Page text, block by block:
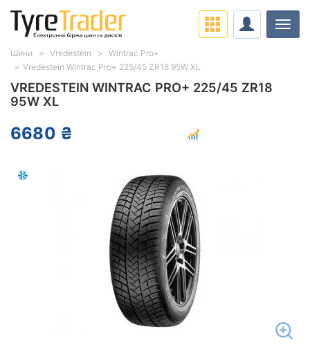
VREDESTEIN WINTRAC PRO+ 225/45 ZR18
95W XL
6680 ₴
Шини Vredestein
Wintrac Pro+
Vredestein Wintrac Pro+ 225/45 ZR18 95W XL